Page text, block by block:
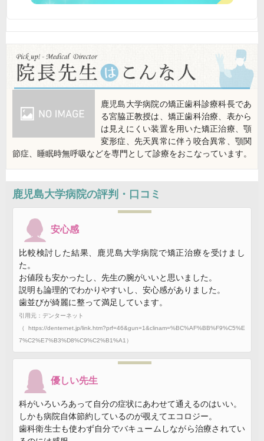
鹿児島大学病院の矯正歯科診療科長であ
る宮脇正教授は、矯正歯科治療、表から
は見えにくい装置を用いた矯正治療、顎
変形症、先天異常に伴う咬合異常、顎関
節症、睡眠時無呼吸などを専門として診療をおこなっています。
鹿児島大学病院の評判・口コミ
安心感
比較検討した結果、鹿児島大学病院で矯正治療を受けまし
た。
お値段も安かったし、先生の腕がいいと思いました。
説明も論理的でわかりやすいし、安心感がありました。
歯並びが綺麗に整って満足しています。
引用元：デンターネット
（https://denternet.jp/link.htm?prf=46&gun=1&clinam=%BC%AF%BB%F9%C5%E
7%C2%E7%B3%D8%C9%C2%B1%A1）
優しい先生
科がいろいろあって自分の症状にあわせて通えるのはいい。
しかも病院自体節約しているのが覗えてエコロジー。
歯科衛生士も使わず自分でバキュームしながら治療されてい